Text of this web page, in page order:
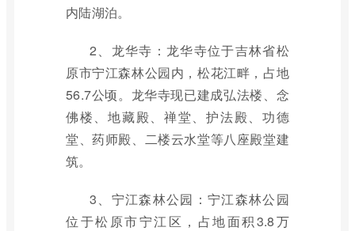
内陆湖泊。
2、龙华寺：龙华寺位于吉林省松
原市宁江森林公园内，松花江畔，占地
56.7公顷。龙华寺现已建成弘法楼、念
佛楼、地藏殿、禅堂、护法殿、功德
堂、药师殿、二楼云水堂等八座殿堂建
筑。
3、宁江森林公园：宁江森林公园
位于松原市宁江区，占地面积3.8万